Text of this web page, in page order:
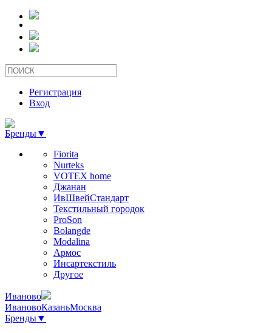
Регистрация
Вход
Бренды▼
Fiorita
Nurteks
VOTEX home
Джанан
ИвШвейСтандарт
Текстильный городок
ProSon
Bolangde
Modalina
Армос
Инсартекстиль
Другое
Иваново
ИвановоКазаньМосква
Бренды▼